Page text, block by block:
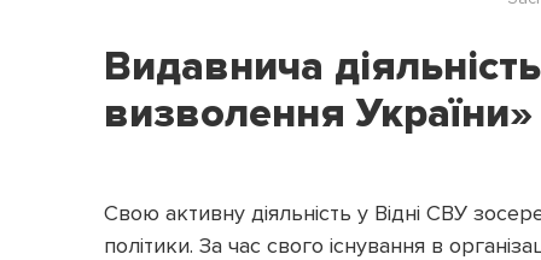
Видавнича
визволення України»
Свою активну діяльність у Відні СВУ
політики. За час свого існування в